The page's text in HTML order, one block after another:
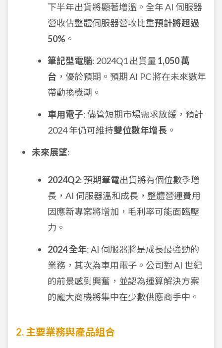
下半年出貨將顯著增溫。全年 AI 伺服器
營收佔整體伺服器營收比重預計將超過
50% 。
筆記型電腦: 2024Q1 出貨量 1,050 萬
台 ，優於預期。預期 AI PC 將在未來數年
帶動換機潮。
車用電子: 儘管短期市場需求放緩，預計
2024 年仍可維持雙位數年增長 。
未來展望:
2024Q2: 預期筆電出貨將有個位數季增
長，AI 伺服器溫和成長，整體營運費用
因應新專案將增加，毛利率可能面臨壓
力。
2024 全年: AI 伺服器將是成長最強勁的
業務，其次為車用電子。公司對 AI 世紀
的前景感到興奮，並認為運算解決方案
的龐大商機將集中在少數供應商手中。
2. 主要業務與產品組合